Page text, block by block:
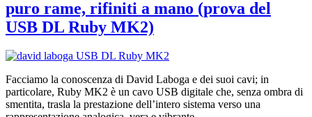
puro rame, rifiniti a mano (prova del
USB DL Ruby MK2)
Facciamo la conoscenza di David Laboga e dei suoi cavi; in
particolare, Ruby MK2 è un cavo USB digitale che, senza ombra di
smentita, trasla la prestazione dell’intero sistema verso una